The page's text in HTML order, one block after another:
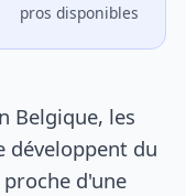
pros disponibles
Belgique, les
développent du
d'une